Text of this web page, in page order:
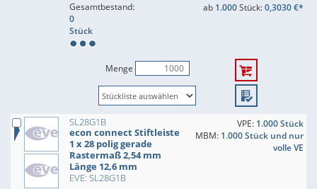
Gesamtbestand:
0
Stück
ab 1.000Stück:0,3030 €*
Menge
SL28G1B
econ connect Stiftleiste
1 x 28 polig gerade
Rastermaß 2,54 mm
Länge 12,6 mm
EVE: SL28G1B
VPE: 1.000 Stück
MBM: 1.000 Stück und nur
volle VE